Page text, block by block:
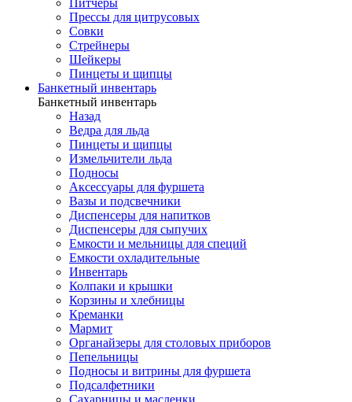
Прессы для цитрусовых
Совки
Стрейнеры
Шейкеры
Пинцеты и щипцы
Банкетный инвентарь
Банкетный инвентарь
Назад
Ведра для льда
Пинцеты и щипцы
Измельчители льда
Подносы
Аксессуары для фуршета
Вазы и подсвечники
Диспенсеры для напитков
Диспенсеры для сыпучих
Емкости и мельницы для специй
Емкости охладительные
Инвентарь
Колпаки и крышки
Корзины и хлебницы
Креманки
Мармит
Органайзеры для столовых приборов
Пепельницы
Подносы и витрины для фуршета
Подсалфетники
Сахарницы и масленки